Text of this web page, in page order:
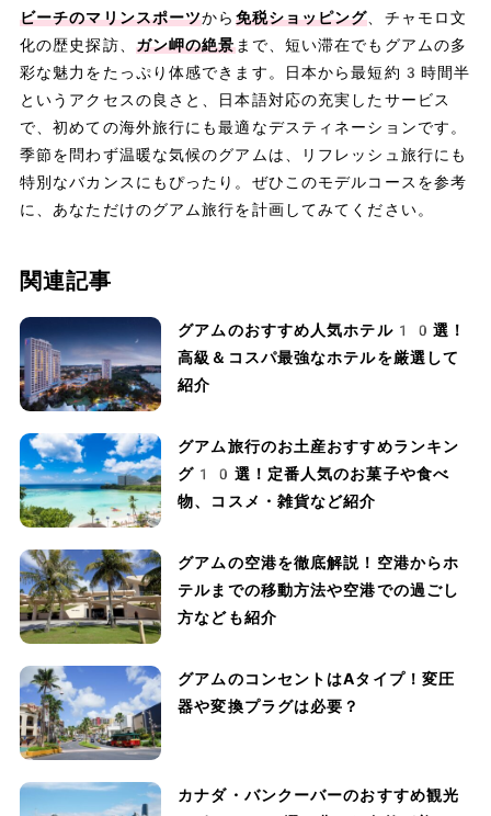
ビーチのマリンスポーツから 免税ショッピング 、チャモロ文
化の歴史探訪、 ガン岬の絶景まで、短い滞在でもグアムの多
彩な魅力をたっぷり体感できます。日本から最短約3時間半
というアクセスの良さと、日本語対応の充実したサービス
で、初めての海外旅行にも最適なデスティネーションです。
季節を問わず温暖な気候のグアムは、リフレッシュ旅行にも
特別なバカンスにもぴったり。ぜひこのモデルコースを参考
に、あなただけのグアム旅行を計画してみてください。
関連記事
グアムのおすすめ人気ホテル10選！
高級＆コスパ最強なホテルを厳選して
紹介
グアム旅行のお土産おすすめランキン
グ10選！定番人気のお菓子や食べ
物、コスメ・雑貨など紹介
グアムの空港を徹底解説！空港からホ
テルまでの移動方法や空港での過ごし
方なども紹介
グアムのコンセントはAタイプ！変圧
器や変換プラグは必要？
カナダ・バンクーバーのおすすめ観光